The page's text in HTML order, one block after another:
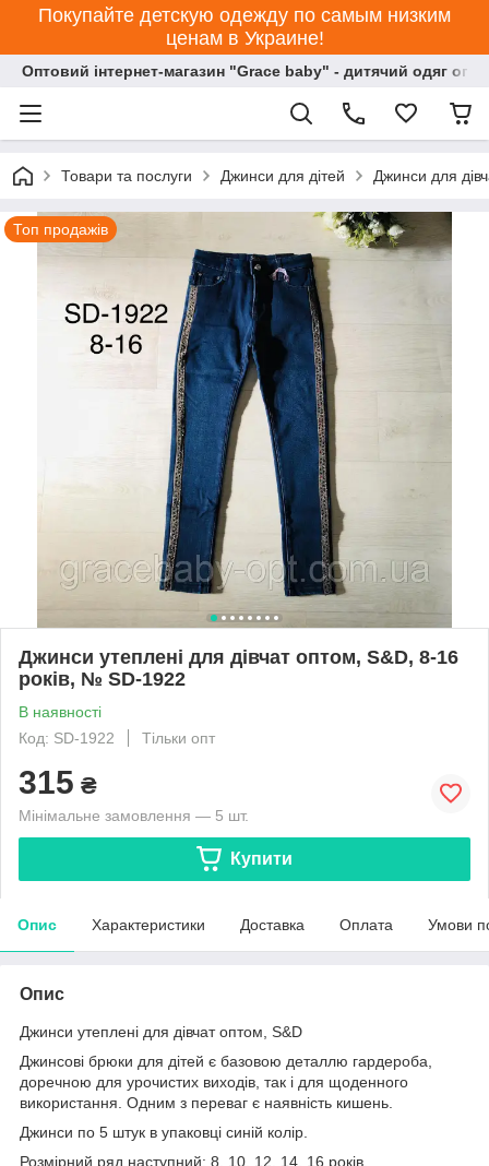
Покупайте детскую одежду по самым низким
ценам в Украине!
Оптовий інтернет-магазин "Grace baby" - дитячий одяг
Товари та послуги Джинси для дітей Джинси для
Топ продажів
Джинси утеплені для дівчат оптом, S&D, 8-16
років, № SD-1922
В наявності
Код: SD-1922
Тільки опт
315 ₴
Мінімальне замовлення — 5 шт.
Купити
Опис Характеристики Доставка Оплата Умови
Опис
Джинси утеплені для дівчат оптом, S&D
Джинсові брюки для дітей є базовою деталлю гардероба,
доречною для урочистих виходів, так і для щоденного
використання. Одним з переваг є наявність кишень.
Джинси по 5 штук в упаковці синій колір.
Розмірний ряд наступний: 8, 10, 12, 14, 16 років.